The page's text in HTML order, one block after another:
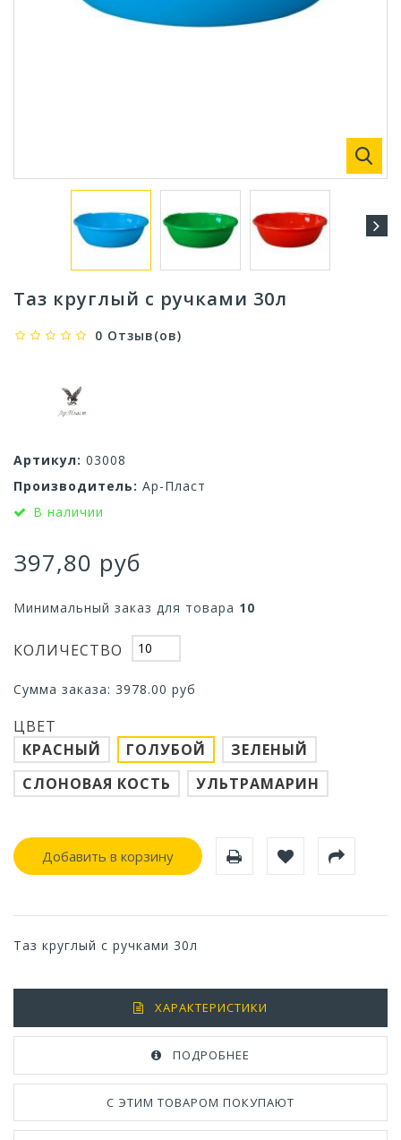
Таз круглый с ручками 30л
0 Отзыв(ов)
Артикул: 03008
Производитель: Ар-Пласт
В наличии
397,80 руб
Минимальный заказ для товара 10
КОЛИЧЕСТВО
Сумма заказа: 3978.00 руб
ЦВЕТ
КРАСНЫЙ
ГОЛУБОЙ
ЗЕЛЕНЫЙ
СЛОНОВАЯ КОСТЬ
УЛЬТРАМАРИН
Добавить в корзину
Таз круглый с ручками 30л
ХАРАКТЕРИСТИКИ
ПОДРОБНЕЕ
С ЭТИМ ТОВАРОМ ПОКУПАЮТ